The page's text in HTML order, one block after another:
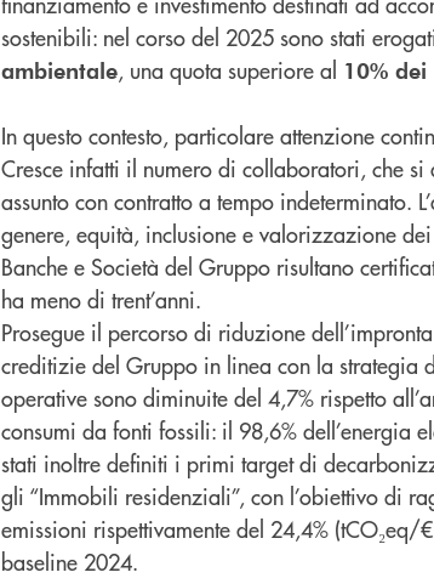
sostenibili: nel corso del 2025 sono stati
ambientale, una quota superiore al 10%
In questo contesto, particolare attenzione
Cresce infatti il numero di collaboratori, che si
assunto con contratto a tempo indeterminato.
genere, equità, inclusione e valorizzazione
Banche e Società del Gruppo risultano
ha meno di trent’anni.
Prosegue il percorso di riduzione
creditizie del Gruppo in linea con la strategia
operative sono diminuite del 4,7% rispetto
consumi da fonti fossili: il 98,6% dell’energia
stati inoltre definiti i primi target di
gli “Immobili residenziali”, con l’obiettivo di
emissioni rispettivamente del 24,4%
baseline 2024.